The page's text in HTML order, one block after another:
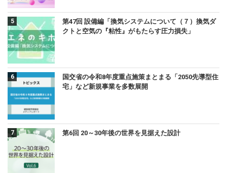
第47回 設備編「換気システムについて（７）換気ダ
クトと空気の『粘性』がもたらす圧力損失」
国交省の令和8年度重点施策まとまる「2050先導型住
宅」など新規事業を多数展開
第6回 20～30年後の世界を見据えた設計